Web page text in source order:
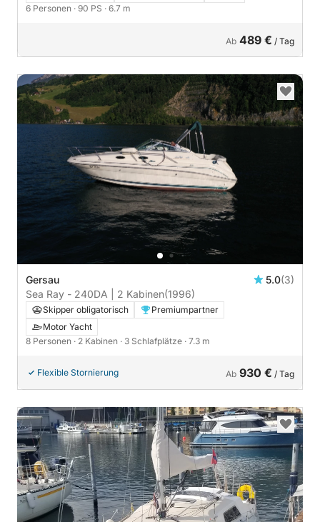
6 Personen · 90 PS · 6.7 m
Ab 489 € / Tag
Gersau 5.0(3)
Sea Ray - 240DA | 2 Kabinen(1996)
Skipper obligatorisch
Premiumpartner
Motor Yacht
8 Personen · 2 Kabinen · 3 Schlafplätze · 7.3 m
Flexible Stornierung Ab 930 € / Tag